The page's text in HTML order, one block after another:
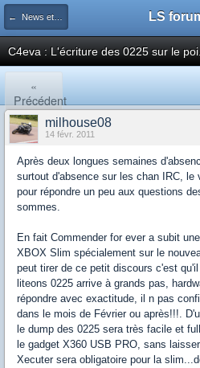
← News et actualités postées sur LS LS
C4eva : L'écriture des 0225 sur le
«
Précédent
milhouse08
14 févr. 2011
Après deux longues semaines
surtout d'absence sur les chan IRC, le
pour répondre un peu aux questions
sommes.
En fait Commender for ever a subit
XBOX Slim spécialement sur le
peut tirer de ce petit discours c'est
liteons 0225 arrive à grands pas,
répondre avec exactitude, il n pas
dans le mois de Février ou après!!!.
le dump des 0225 sera très facile et
le gadget X360 USB PRO, sans
Xecuter sera obligatoire pour la